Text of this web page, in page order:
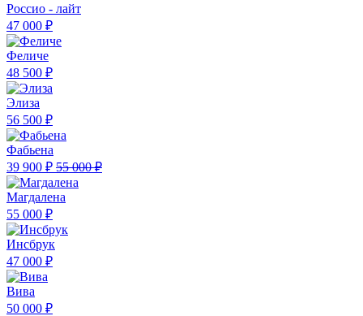
Россио - лайт
47 000 ₽
Феличе
48 500 ₽
Элиза
56 500 ₽
Фабьена
39 900 ₽ 55 000 ₽
Магдалена
55 000 ₽
Инсбрук
47 000 ₽
Вива
50 000 ₽